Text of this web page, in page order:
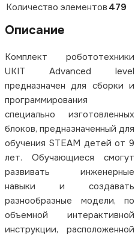
Количество элементов 479
Описание
Комплект робототехники
UKIT Advanced level
предназначен для сборки и
программирования
специально изготовленных
блоков, предназначенный для
обучения STEAM детей от 9
лет. Обучающиеся смогут
развивать инженерные
навыки и создавать
разнообразные модели, по
объемной интерактивной
инструкции, расположенной